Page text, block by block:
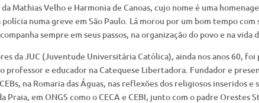
Mathias Velho e Harmonia de Canoas, cujo nome é uma
numa greve em São Paulo. Lá morou por um bom tempo
sempre em seus passos, na organização do povo e na
da JUC (Juventude Universitária Católica), ainda nos anos 60,
professor e educador na Catequese Libertadora. Fundador e
na Romaria das Águas, nas reflexões dos religiosos inseridos e
Praia, em ONGS como o CECA e CEBI, junto com o padre